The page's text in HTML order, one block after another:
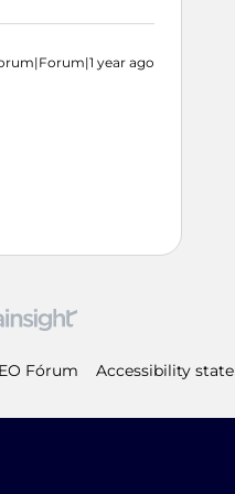
year ago
Fórum Accessibility